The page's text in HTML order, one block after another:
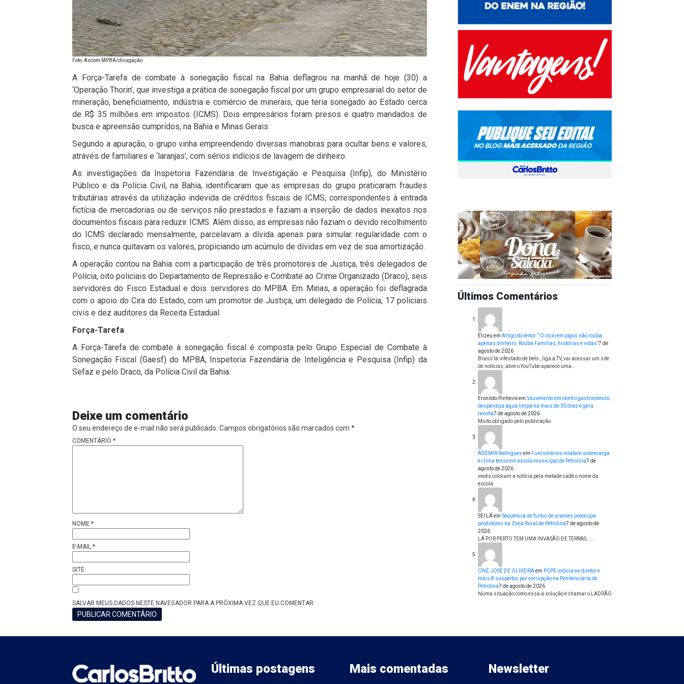
Foto: Ascom MPBA/divugação
A Força-Tarefa de combate à sonegação fiscal na Bahia deflagrou na manhã de hoje (30) a
‘Operação Thorin’, que investiga a prática de sonegação fiscal por um grupo empresarial do setor de
mineração, beneficiamento, indústria e comércio de minerais, que teria sonegado ao Estado cerca
de R$ 35 milhões em impostos (ICMS). Dois empresários foram presos e quatro mandados de
busca e apreensão cumpridos, na Bahia e Minas Gerais.
Segundo a apuração, o grupo vinha empreendendo diversas manobras para ocultar bens e valores,
através de familiares e ‘laranjas’, com sérios indícios de lavagem de dinheiro.
As investigações da Inspetoria Fazendária de Investigação e Pesquisa (Infip), do Ministério
Público e da Polícia Civil, na Bahia, identificaram que as empresas do grupo praticaram fraudes
tributárias através da utilização indevida de créditos fiscais de ICMS, correspondentes à entrada
fictícia de mercadorias ou de serviços não prestados e faziam a inserção de dados inexatos nos
documentos fiscais para reduzir ICMS. Além disso, as empresas não faziam o devido recolhimento
do ICMS declarado mensalmente, parcelavam a dívida apenas para simular regularidade com o
fisco, e nunca quitavam os valores, propiciando um acúmulo de dívidas em vez de sua amortização.
A operação contou na Bahia com a participação de três promotores de Justiça, três delegados de
Polícia, oito policiais do Departamento de Repressão e Combate ao Crime Organizado (Draco), seis
servidores do Fisco Estadual e dois servidores do MPBA. Em Minas, a operação foi deflagrada
com o apoio do Cira do Estado, com um promotor de Justiça, um delegado de Polícia, 17 policiais
civis e dez auditores da Receita Estadual.
Força-Tarefa
A Força-Tarefa de combate à sonegação fiscal é composta pelo Grupo Especial de Combate à
Sonegação Fiscal (Gaesf) do MPBA, Inspetoria Fazendária de Inteligência e Pesquisa (Infip) da
Sefaz e pelo Draco, da Polícia Civil da Bahia.
Deixe um comentário
O seu endereço de e-mail não será publicado. Campos obrigatórios são marcados com *
COMENTÁRIO *
NOME *
E-MAIL *
SITE
SALVAR MEUS DADOS NESTE NAVEGADOR PARA A PRÓXIMA VEZ QUE EU COMENTAR.
Últimos Comentários
Elizeu em Artigo do leitor: ” O vício em jogos não rouba
apenas dinheiro. Rouba Famílias, histórias e vidas”7 de
agosto de 2026
Brasil tá infestado de bets , liga a TV, vai acessar um site
de notícias, abre o YouTube aparece uma…
Eronildo Pinheiroem Vazamento em centro gastronômico
desperdiça água limpa há mais de 30 dias e gera
revolta7 de agosto de 2026
Muito obrigado pelo publicação.
ADEMIR Rodrigues em Funcionários relatam sobrecarga
e clima tenso em escola municipal de Petrolina7 de
agosto de 2026
vocês colocam a notícia pela metade cadê o nome da
escola
SEI LÁem Sequência de furtos de arames preocupa
produtores na Zona Rural de Petrolina7 de agosto de
2026
LÁ POR PERTO TEM UMA INVASÃO DE TERRAS......
ONE JOSE DE OLIVEIRAem PCPE indicia ex-diretor e
mais 8 suspeitos por corrupção na Penitenciária de
Petrolina7 de agosto de 2026
Numa situação como essa a solução é chamar o LADRÃO
Últimas postagens Mais comentadas Newsletter